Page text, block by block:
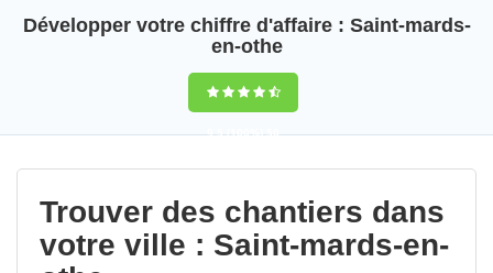
Développer votre chiffre d'affaire : Saint-mards-
en-othe
9,5(100%)50
votes
Trouver des chantiers dans
votre ville : Saint-mards-en-